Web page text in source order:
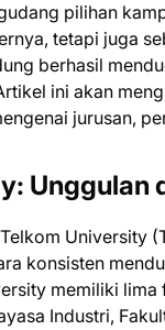
pilihan
tetapi juga
berhasil
ini akan
jurusan,
Unggulan
University
konsisten
memiliki
Industri,